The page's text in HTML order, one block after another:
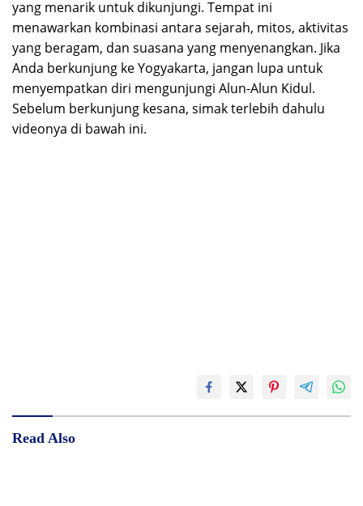
yang menarik untuk dikunjungi. Tempat ini
menawarkan kombinasi antara sejarah, mitos, aktivitas
yang beragam, dan suasana yang menyenangkan. Jika
Anda berkunjung ke Yogyakarta, jangan lupa untuk
menyempatkan diri mengunjungi Alun-Alun Kidul.
Sebelum berkunjung kesana, simak terlebih dahulu
videonya di bawah ini.
Read Also